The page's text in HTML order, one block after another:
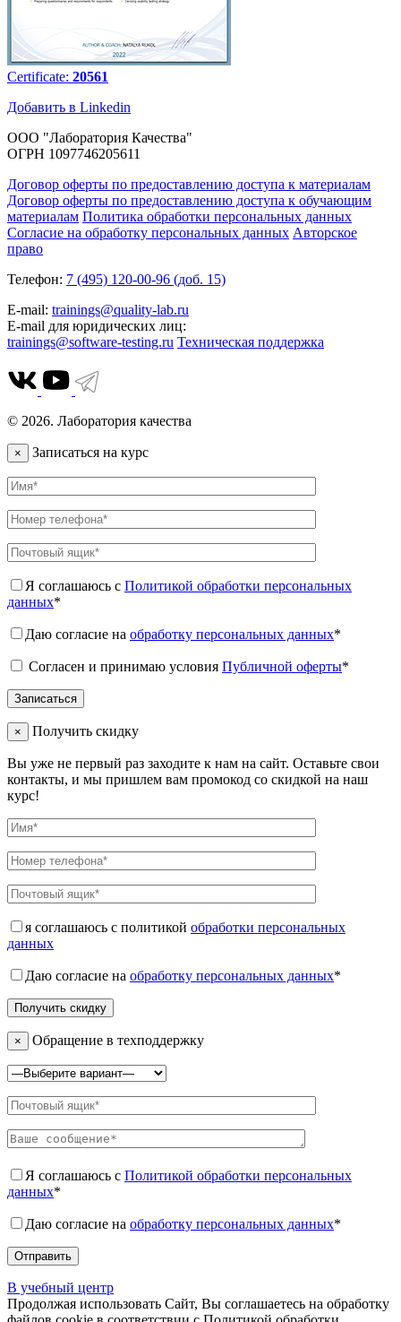
Certificate: 20561
Добавить в Linkedin
ООО "Лаборатория Качества"
ОГРН 1097746205611
Договор оферты по предоставлению доступа к материалам
Договор оферты по предоставлению доступа к обучающим
материалам Политика обработки персональных данных
Согласие на обработку персональных данных Авторское
право
Телефон: 7 (495) 120-00-96 (доб. 15)
E-mail: trainings@quality-lab.ru
E-mail для юридических лиц:
trainings@software-testing.ru Техническая поддержка
© 2026. Лаборатория качества
× Записаться на курс
Я соглашаюсь с Политикой обработки персональных
данных*
Даю согласие на обработку персональных данных*
Согласен и принимаю условия Публичной оферты*
× Получить скидку
Вы уже не первый раз заходите к нам на сайт. Оставьте свои
контакты, и мы пришлем вам промокод со скидкой на наш
курс!
я соглашаюсь с политикой обработки персональных
данных
Даю согласие на обработку персональных данных*
× Обращение в техподдержку
Я соглашаюсь с Политикой обработки персональных
данных*
Даю согласие на обработку персональных данных*
В учебный центр
Продолжая использовать Сайт, Вы соглашаетесь на обработку